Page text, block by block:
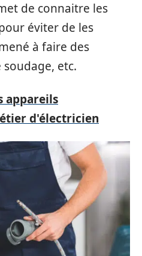
de connaitre les
éviter de les
à faire des
etc.
appareils
d'électricien